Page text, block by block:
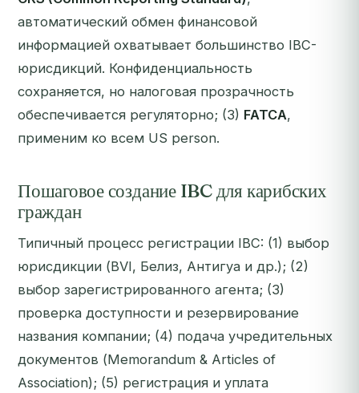
автоматический обмен финансовой
информацией охватывает большинство IBC-
юрисдикций. Конфиденциальность
сохраняется, но налоговая прозрачность
обеспечивается регуляторно; (3) FATCA,
применим ко всем US person.
Пошаговое создание IBC для карибских
граждан
Типичный процесс регистрации IBC: (1) выбор
юрисдикции (BVI, Белиз, Антигуа и др.); (2)
выбор зарегистрированного агента; (3)
проверка доступности и резервирование
названия компании; (4) подача учредительных
документов (Memorandum & Articles of
Association); (5) регистрация и уплата